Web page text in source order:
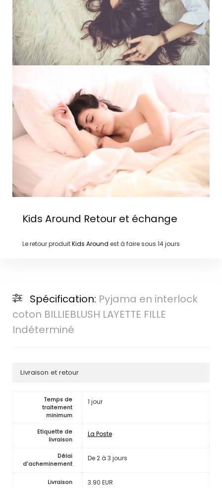
Kids Around Retour et échange
Le retour produitKids Around est à faire sous 14 jours
Spécification: Pyjama en interlock
coton BILLIEBLUSH LAYETTE FILLE
Indéterminé
Livraison et retour
Temps de
traitement
minimum
1 jour
Etiquette de
livraison
La Poste
Délai
d'acheminement
De 2 à 3 jours
Livraison 3.90 EUR